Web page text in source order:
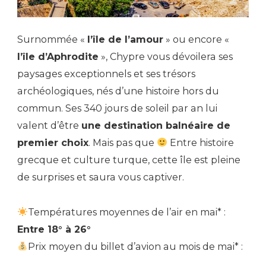
Surnommée « l’île de l’amour » ou encore «
l’île d’Aphrodite », Chypre vous dévoilera ses
paysages exceptionnels et ses trésors
archéologiques, nés d’une histoire hors du
commun. Ses 340 jours de soleil par an lui
valent d’être une destination balnéaire de
premier choix. Mais pas que
Entre histoire
grecque et culture turque, cette île est pleine
de surprises et saura vous captiver.
Températures moyennes de l’air en mai* :
Entre 18° à 26°
Prix moyen du billet d’avion au mois de mai* :